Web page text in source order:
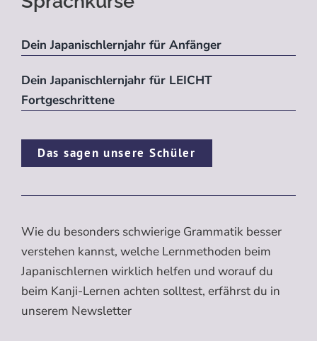
Dein Japanischlernjahr für Anfänger
Dein Japanischlernjahr für LEICHT
Fortgeschrittene
Das sagen unsere Schüler
Wie du besonders schwierige Grammatik besser
verstehen kannst, welche Lernmethoden beim
Japanischlernen wirklich helfen und worauf du
beim Kanji-Lernen achten solltest, erfährst du in
unserem Newsletter